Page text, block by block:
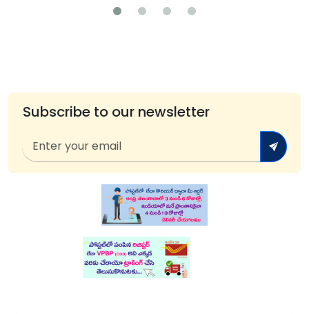
Subscribe to our newsletter